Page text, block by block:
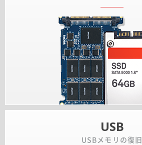
USB
USBメモリの復旧